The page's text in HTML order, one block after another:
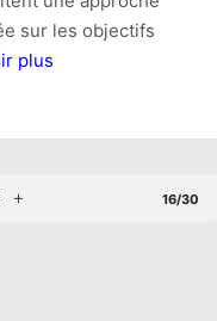
sur les objectifs
plus
16/30